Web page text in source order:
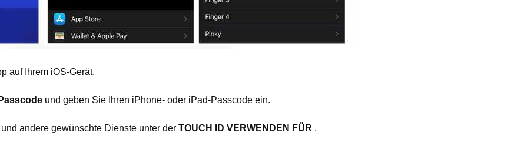
auf Ihrem iOS-Gerät.
und geben Sie Ihren iPhone- oder iPad-Passcode ein.
und andere gewünschte Dienste unter der TOUCH ID VERWENDEN FÜR .